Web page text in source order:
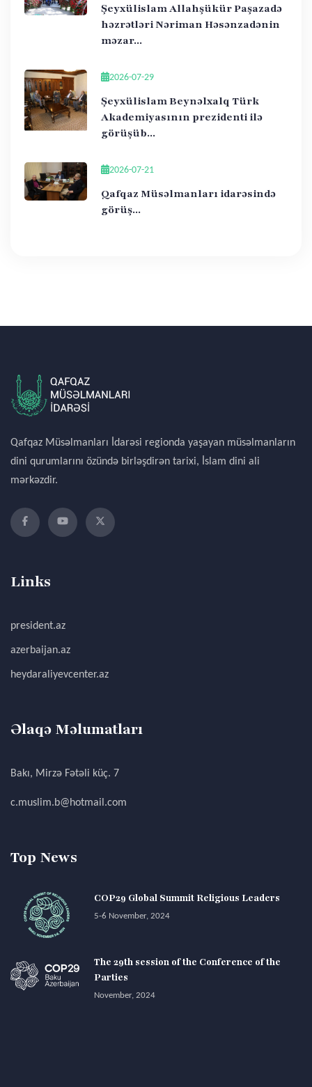
Şeyxülislam Allahşükür Paşazadə
həzrətləri Nəriman Həsənzadənin
məzar...
2026-07-29
Şeyxülislam Beynəlxalq Türk
Akademiyasının prezidenti ilə
görüşüb...
2026-07-21
Qafqaz Müsəlmanları idarəsində
görüş...
Qafqaz Müsəlmanları İdarəsi regionda yaşayan müsəlmanların
dini qurumlarını özündə birləşdirən tarixi, İslam dini ali
mərkəzdir.
Links
president.az
azerbaijan.az
heydaraliyevcenter.az
Əlaqə Məlumatları
Bakı, Mirzə Fətəli küç. 7
c.muslim.b@hotmail.com
Top News
COP29 Global Summit Religious Leaders
5-6 November, 2024
The 29th session of the Conference of the
Parties
November, 2024